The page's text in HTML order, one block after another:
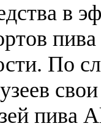
в
По
пива